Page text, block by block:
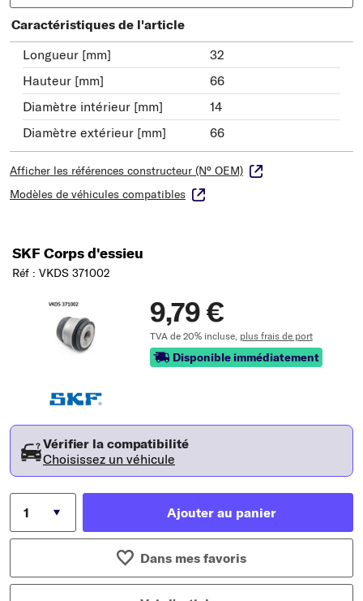
Caractéristiques de l'article
Longueur [mm]
32
Hauteur [mm]
66
Diamètre intérieur [mm]
14
Diamètre extérieur [mm]
66
Afficher les références constructeur (N° OEM)
Modèles de véhicules compatibles
SKF Corps d'essieu
Réf : VKDS 371002
9,79 €
TVA de 20% incluse, plus frais de port
Disponible immédiatement
Vérifier la compatibilité
Choisissez un véhicule
Ajouter au panier
Dans mes favoris